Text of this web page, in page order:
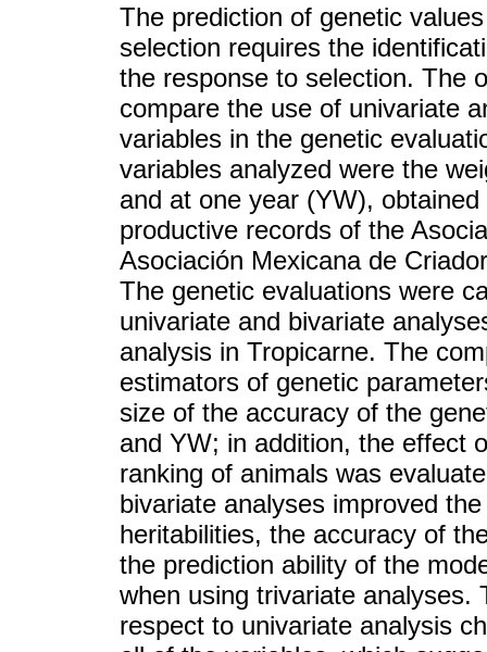
The prediction of genetic
selection requires the
the response to selection. The
compare the use of univariate
variables in the genetic
variables analyzed were the
and at one year (YW),
productive records of the
Asociación Mexicana de
The genetic evaluations were
univariate and bivariate
analysis in Tropicarne. The
estimators of genetic
size of the accuracy of the
and YW; in addition, the effect
ranking of animals was
bivariate analyses improved
heritabilities, the accuracy of
the prediction ability of the
when using trivariate analyses.
respect to univariate analysis